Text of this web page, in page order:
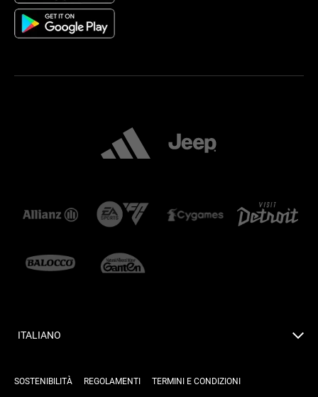
ITALIANO
SOSTENIBILITÀ REGOLAMENTI TERMINI E CONDIZIONI